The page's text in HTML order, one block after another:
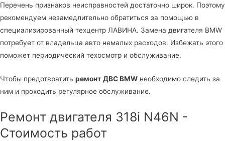
Перечень признаков неисправностей достаточно широк. Поэтому
рекомендуем незамедлительно обратиться за помощью в
специализированный техцентр ЛАВИНА. Замена двигателя BMW
потребует от владельца авто немалых расходов. Избежать этого
поможет периодический техосмотр и обслуживание.
Чтобы предотвратить ремонт ДВС BMW необходимо следить за
ним и проходить регулярное обслуживание.
Ремонт двигателя 318i N46N -
Стоимость работ